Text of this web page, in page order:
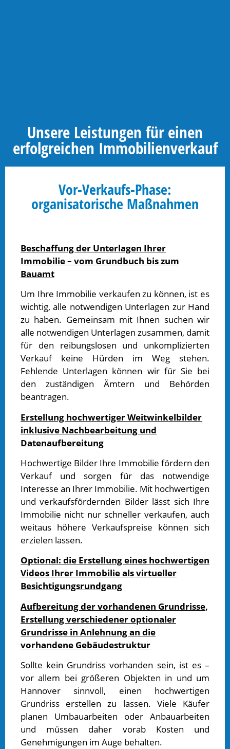
Unsere Leistungen für einen
erfolgreichen Immobilienverkauf
Vor-Verkaufs-Phase:
organisatorische Maßnahmen
Beschaffung der Unterlagen Ihrer
Immobilie – vom Grundbuch bis zum
Bauamt
Um Ihre Immobilie verkaufen zu können, ist es
wichtig, alle notwendigen Unterlagen zur Hand
zu haben. Gemeinsam mit Ihnen suchen wir
alle notwendigen Unterlagen zusammen, damit
für den reibungslosen und unkomplizierten
Verkauf keine Hürden im Weg stehen.
Fehlende Unterlagen können wir für Sie bei
den zuständigen Ämtern und Behörden
beantragen.
Erstellung hochwertiger Weitwinkelbilder
inklusive Nachbearbeitung und
Datenaufbereitung
Hochwertige Bilder Ihre Immobilie fördern den
Verkauf und sorgen für das notwendige
Interesse an Ihrer Immobilie. Mit hochwertigen
und verkaufsfördernden Bilder lässt sich Ihre
Immobilie nicht nur schneller verkaufen, auch
weitaus höhere Verkaufspreise können sich
erzielen lassen.
Optional: die Erstellung eines hochwertigen
Videos Ihrer Immobilie als virtueller
Besichtigungsrundgang
Aufbereitung der vorhandenen Grundrisse,
Erstellung verschiedener optionaler
Grundrisse in Anlehnung an die
vorhandene Gebäudestruktur
Sollte kein Grundriss vorhanden sein, ist es –
vor allem bei größeren Objekten in und um
Hannover sinnvoll, einen hochwertigen
Grundriss erstellen zu lassen. Viele Käufer
planen Umbauarbeiten oder Anbauarbeiten
und müssen daher vorab Kosten und
Genehmigungen im Auge behalten.